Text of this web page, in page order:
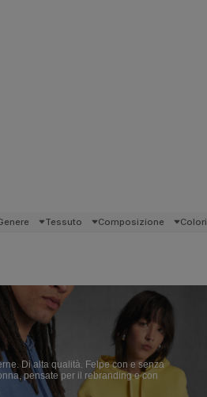
Tessuto Composizione Colori
Di alta qualità. Felpe con e senza
pensate per il rebranding e con